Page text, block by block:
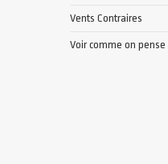
Vents Contraires
Voir comme on pense